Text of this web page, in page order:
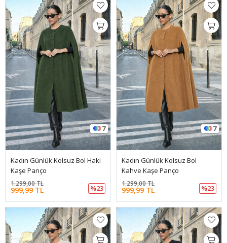
7
Kadın Günlük Kolsuz Bol Haki
Kaşe Panço
999,99 TL
1.299,00 TL
%23
7
Kadın Günlük Kolsuz Bol
Kahve Kaşe Panço
999,99 TL
1.299,00 TL
%23